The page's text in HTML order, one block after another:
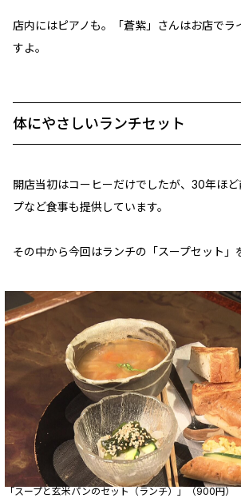
店内にはピアノも。「蒼紫」さんはお店でラ
すよ。
体にやさしいランチセット
開店当初はコーヒーだけでしたが、30年ほ
プなど食事も提供しています。
その中から今回はランチの「スープセット」
「スープと玄米パンのセット（ランチ）」（900円）